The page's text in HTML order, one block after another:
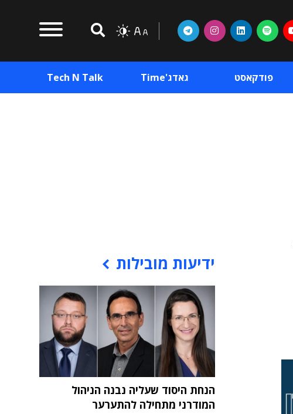
פודקאסט גאדג'Time Tech N Talk
ידיעות מובילות
הנחת היסוד שעליה נבנה הניהול
המודרני מתחילה להתערער